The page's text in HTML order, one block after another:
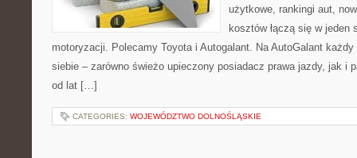
użytkowe, rankingi aut,
kosztów łączą się w jeden
motoryzacji. Polecamy Toyota i Autogalant. Na AutoGalant
siebie – zarówno świeżo upieczony posiadacz prawa jazdy, jak i
od lat […]
CATEGORIES: WOJEWÓDZTWO DOLNOŚLĄSKIE